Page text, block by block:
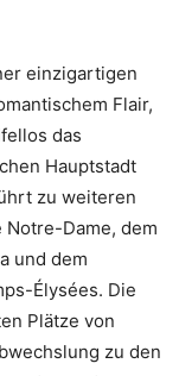
einzigartigen
Flair,
das
Hauptstadt
zu weiteren
Dame, dem
und dem
Élysées. Die
Plätze von
zu den